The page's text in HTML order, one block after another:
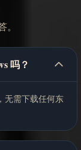
吗？
无需下载任何东